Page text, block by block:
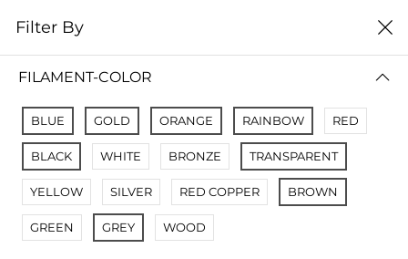
0
цена от высокой к
No Results
Not Found Filters1
Not Found Filters2
Filter By
FILAMENT-COLOR
BLUE GOLD ORANGE RAINBOW RED
BLACK WHITE BRONZE TRANSPARENT
YELLOW SILVER RED COPPER BROWN
GREEN GREY WOOD